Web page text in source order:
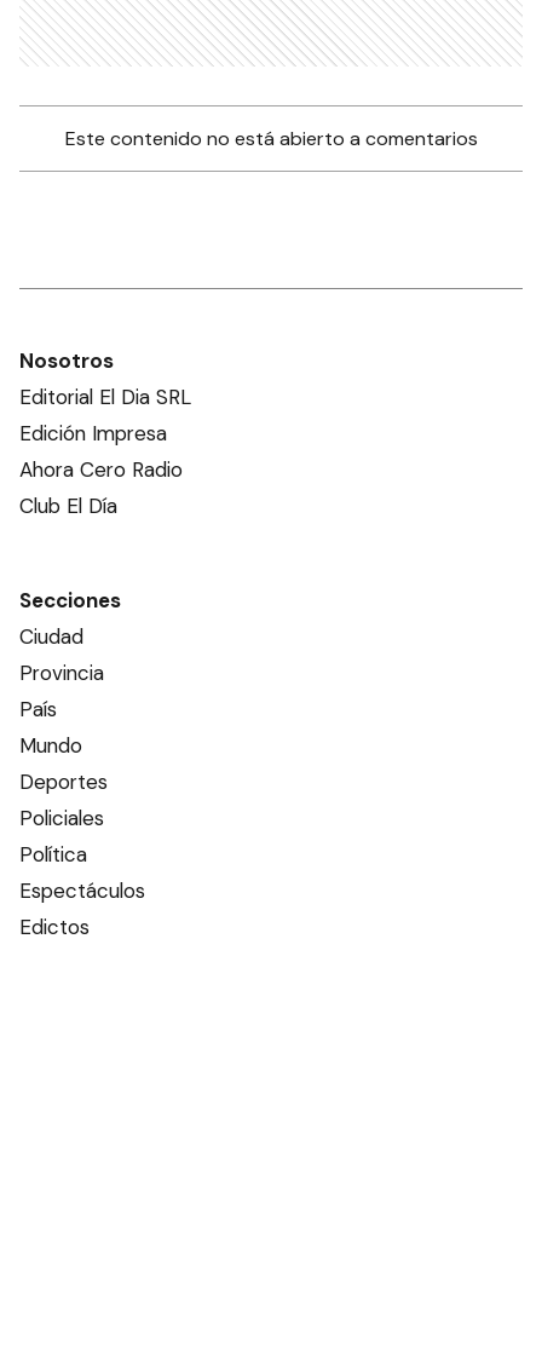
Este contenido no está abierto a comentarios
Nosotros
Editorial El Dia SRL
Edición Impresa
Ahora Cero Radio
Club El Día
Secciones
Ciudad
Provincia
País
Mundo
Deportes
Policiales
Política
Espectáculos
Edictos